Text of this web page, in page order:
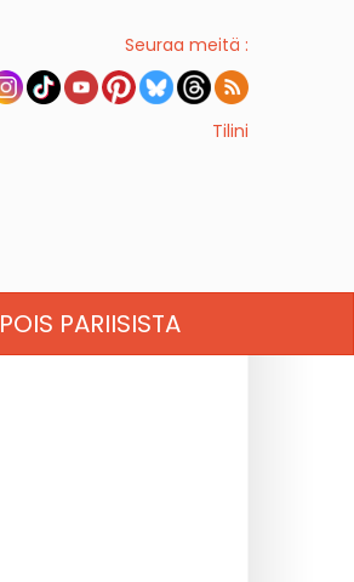
Seuraa meitä :
Tilini
POIS PARIISISTA